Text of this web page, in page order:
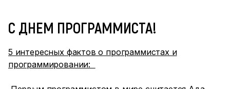
С ДНЕМ ПРОГРАММИСТА!
5 интересных фактов о программистах и
программировании: